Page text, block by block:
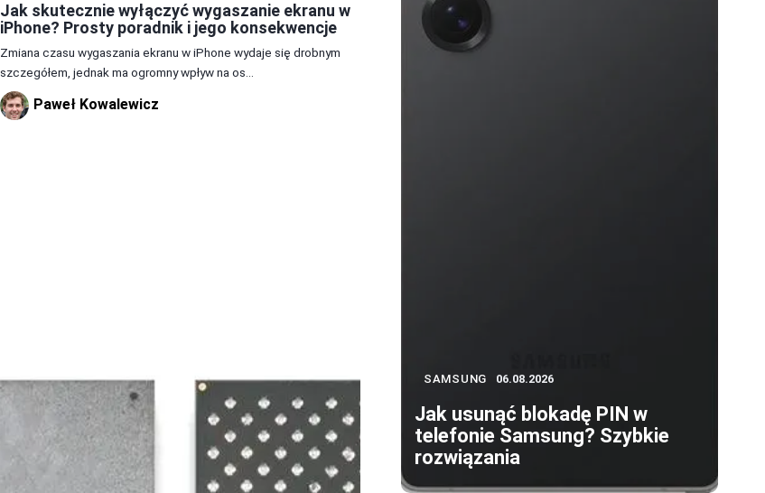
Jak skutecznie wyłączyć wygaszanie ekranu w
iPhone? Prosty poradnik i jego konsekwencje
Zmiana czasu wygaszania ekranu w iPhone wydaje się drobnym
szczegółem, jednak ma ogromny wpływ na os...
Paweł Kowalewicz
SAMSUNG 06.08.2026
Jak usunąć blokadę PIN w
telefonie Samsung? Szybkie
rozwiązania